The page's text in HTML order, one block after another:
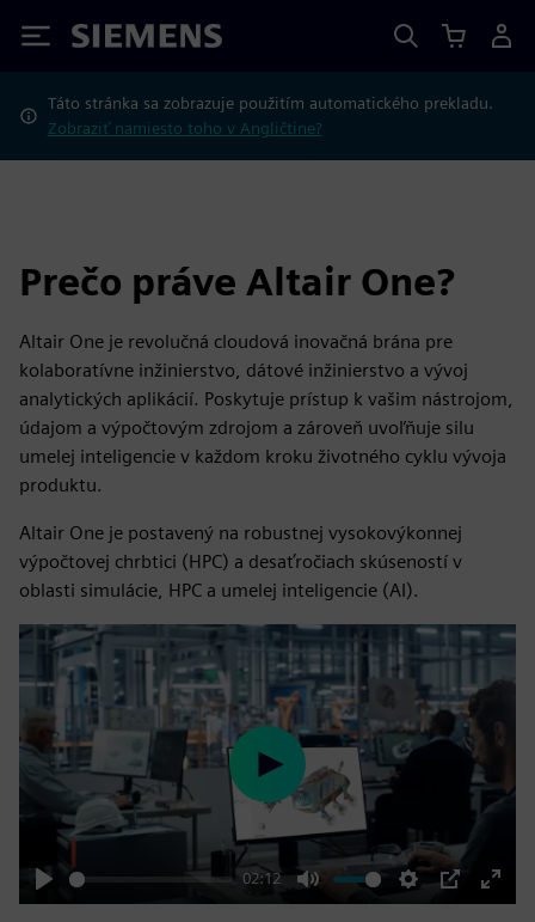
Siemens
Táto stránka sa zobrazuje použitím automatického prekladu.
Zobraziť namiesto toho v Angličtine?
Prečo práve Altair One?
Altair One je revolučná cloudová inovačná brána pre
kolaboratívne inžinierstvo, dátové inžinierstvo a vývoj
analytických aplikácií. Poskytuje prístup k vašim nástrojom,
údajom a výpočtovým zdrojom a zároveň uvoľňuje silu
umelej inteligencie v každom kroku životného cyklu vývoja
produktu.
Altair One je postavený na robustnej vysokovýkonnej
výpočtovej chrbtici (HPC) a desaťročiach skúseností v
oblasti simulácie, HPC a umelej inteligencie (AI).
Play
02:12
Mute Settings
PIP
Enter
Play